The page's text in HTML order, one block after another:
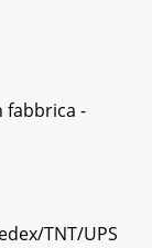
fabbrica -
TNT/UPS